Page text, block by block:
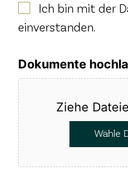
Ich bin mit der
einverstanden.
Dokumente
Ziehe
Wähle